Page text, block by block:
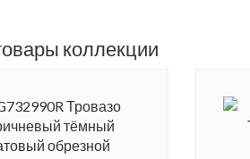
коллекции